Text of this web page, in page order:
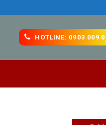
HOTLINE: 0903 009